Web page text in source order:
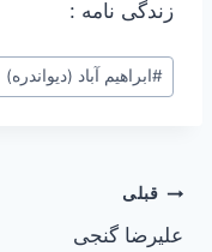
زندگی نامه :
برچسب‌های
نوشته:
#ابراهیم آباد (دیواندره)
راهبری
قبلی
علیرضا گنجی